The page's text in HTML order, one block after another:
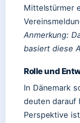
Mittelstürmer
Anmerkung:
basiert diese
Rolle und
In Dänemark
deuten darauf
Perspektive